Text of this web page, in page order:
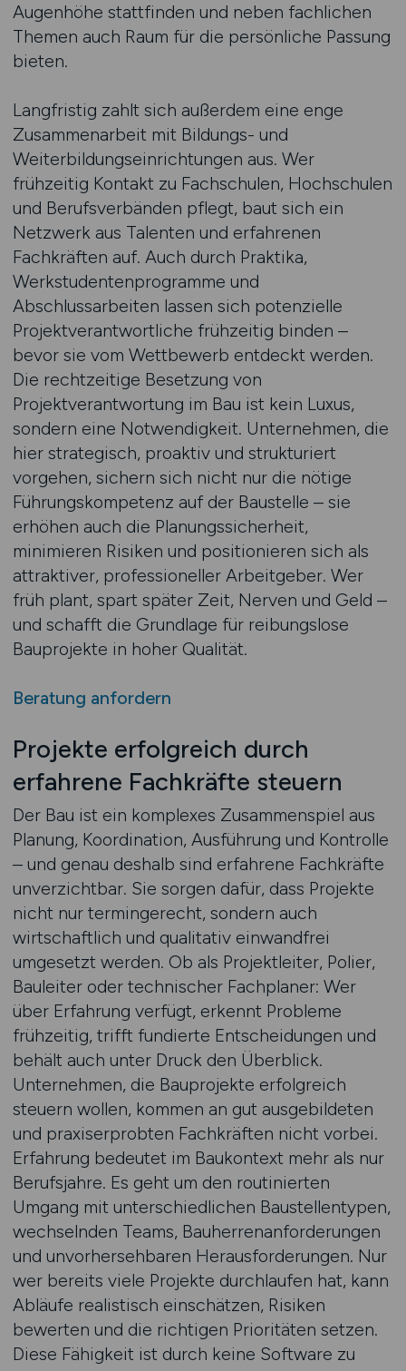
Augenhöhe stattfinden und neben fachlichen
Themen auch Raum für die persönliche Passung
bieten.
Langfristig zahlt sich außerdem eine enge
Zusammenarbeit mit Bildungs- und
Weiterbildungseinrichtungen aus. Wer
frühzeitig Kontakt zu Fachschulen, Hochschulen
und Berufsverbänden pflegt, baut sich ein
Netzwerk aus Talenten und erfahrenen
Fachkräften auf. Auch durch Praktika,
Werkstudentenprogramme und
Abschlussarbeiten lassen sich potenzielle
Projektverantwortliche frühzeitig binden –
bevor sie vom Wettbewerb entdeckt werden.
Die rechtzeitige Besetzung von
Projektverantwortung im Bau ist kein Luxus,
sondern eine Notwendigkeit. Unternehmen, die
hier strategisch, proaktiv und strukturiert
vorgehen, sichern sich nicht nur die nötige
Führungskompetenz auf der Baustelle – sie
erhöhen auch die Planungssicherheit,
minimieren Risiken und positionieren sich als
attraktiver, professioneller Arbeitgeber. Wer
früh plant, spart später Zeit, Nerven und Geld –
und schafft die Grundlage für reibungslose
Bauprojekte in hoher Qualität.
Beratung anfordern
Projekte erfolgreich durch
erfahrene Fachkräfte steuern
Der Bau ist ein komplexes Zusammenspiel aus
Planung, Koordination, Ausführung und Kontrolle
– und genau deshalb sind erfahrene Fachkräfte
unverzichtbar. Sie sorgen dafür, dass Projekte
nicht nur termingerecht, sondern auch
wirtschaftlich und qualitativ einwandfrei
umgesetzt werden. Ob als Projektleiter, Polier,
Bauleiter oder technischer Fachplaner: Wer
über Erfahrung verfügt, erkennt Probleme
frühzeitig, trifft fundierte Entscheidungen und
behält auch unter Druck den Überblick.
Unternehmen, die Bauprojekte erfolgreich
steuern wollen, kommen an gut ausgebildeten
und praxiserprobten Fachkräften nicht vorbei.
Erfahrung bedeutet im Baukontext mehr als nur
Berufsjahre. Es geht um den routinierten
Umgang mit unterschiedlichen Baustellentypen,
wechselnden Teams, Bauherrenanforderungen
und unvorhersehbaren Herausforderungen. Nur
wer bereits viele Projekte durchlaufen hat, kann
Abläufe realistisch einschätzen, Risiken
bewerten und die richtigen Prioritäten setzen.
Diese Fähigkeit ist durch keine Software zu